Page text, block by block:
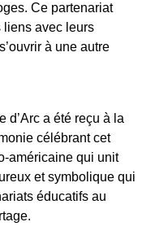
Ce partenariat
liens avec leurs
à une autre
d’Arc a été reçu à la
célébrant cet
américaine qui unit
et symbolique qui
éducatifs au